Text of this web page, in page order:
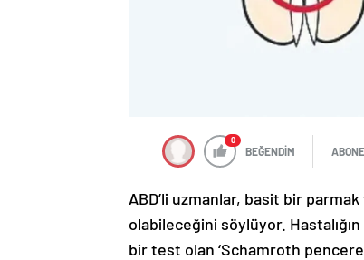
0
BEĞENDİM
ABD’li uzmanlar, basit bir
olabileceğini söylüyor.
bir test olan ‘Schamroth pencere